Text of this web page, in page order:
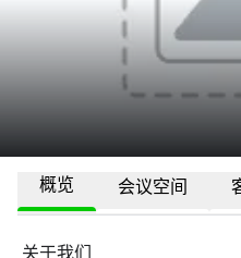
概览 会议空间
关于我们